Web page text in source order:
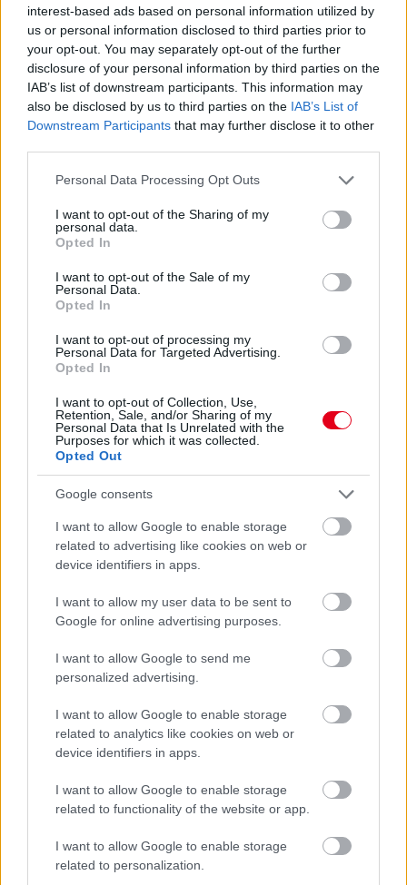
interest-based ads based on personal information utilized by
us or personal information disclosed to third parties prior to
your opt-out. You may separately opt-out of the further
disclosure of your personal information by third parties on the
IAB’s list of downstream participants. This information may
also be disclosed by us to third parties on the IAB’s List of
Downstream Participants that may further disclose it to other
Please note that this website/app uses one or more Google
not limited to your visit or usage behaviour. You may click to
grant or deny consent to Google and its third-party tags to
use your data for below specified purposes in below Google
consent section.
Personal Data Processing Opt Outs
I want to opt-out of the Sharing of my
personal data.
Opted In
I want to opt-out of the Sale of my
Personal Data.
Opted In
I want to opt-out of processing my
Personal Data for Targeted Advertising.
Opted In
I want to opt-out of Collection, Use,
Retention, Sale, and/or Sharing of my
Personal Data that Is Unrelated with the
Purposes for which it was collected.
Opted Out
Google consents
I want to allow Google to enable storage
related to advertising like cookies on web or
device identifiers in apps.
I want to allow my user data to be sent to
Google for online advertising purposes.
I want to allow Google to send me
personalized advertising.
I want to allow Google to enable storage
related to analytics like cookies on web or
device identifiers in apps.
I want to allow Google to enable storage
related to functionality of the website or app.
I want to allow Google to enable storage
related to personalization.
Hakkinen megtartaná a Norris-Piastri párost a
McLarennél, nem borítaná fel Verstappenért
3 napja
Malajziában